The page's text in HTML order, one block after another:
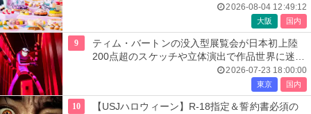
2026-08-04 12:49:12
大阪 国内
9
ティム・バートンの没入型展覧会が日本初上陸
200点超のスケッチや立体演出で作品世界に迷い
2026-07-23 18:00:00
東京 国内
10
【USJハロウィーン】R-18指定＆誓約書必須の